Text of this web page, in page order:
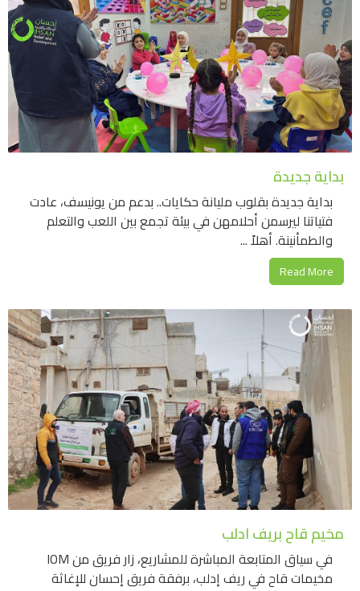
بداية جديدة
بداية جديدة بقلوب مليانة حكايات.. بدعم من يونيسف، عادت
فتياتنا ليرسمن أحلامهن في بيئة تجمع بين اللعب والتعلم
والطمأنينة. ​أهلاً ...
Read More
مخيم قاح بريف ادلب
في سياق المتابعة المباشرة للمشاريع، زار فريق من IOM
مخيمات قاح في ريف إدلب، برفقة فريق إحسان للإغاثة